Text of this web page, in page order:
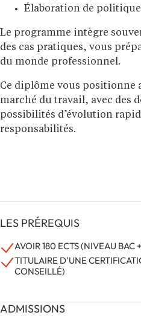
Élaboration de
Le programme intègre
des cas pratiques, vous
du monde professionnel.
Ce diplôme vous positionne
marché du travail, avec des
possibilités d’évolution
responsabilités.
LES PRÉREQUIS
AVOIR 180 ECTS (NIVEAU BAC
TITULAIRE D'UNE
CONSEILLÉ)
ADMISSIONS